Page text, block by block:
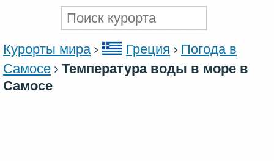
Курорты мира Греция
Погода в
Самосе
Температура воды в море в
Самосе